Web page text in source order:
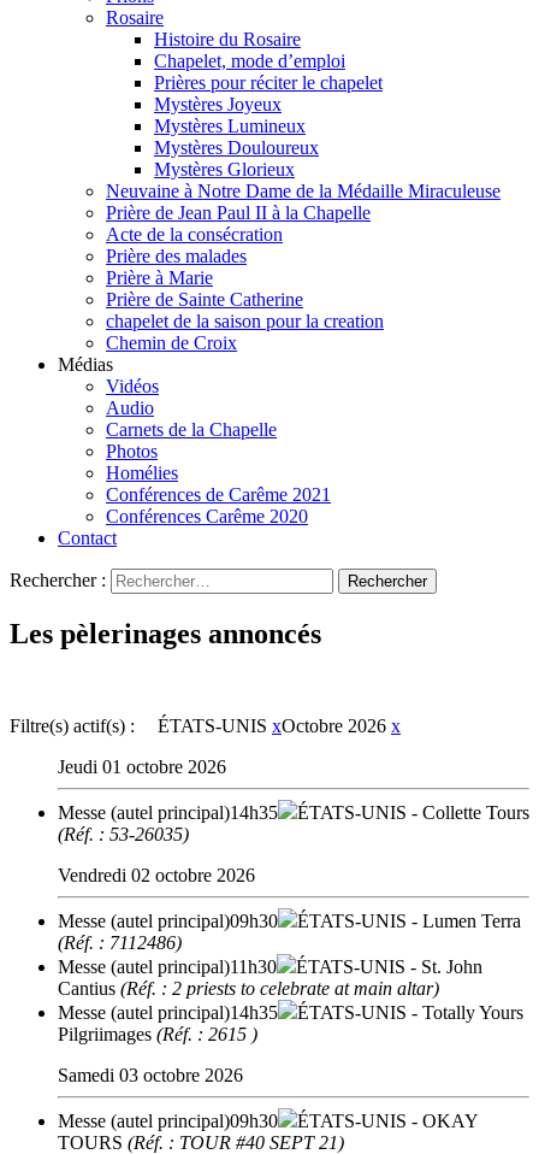
Rosaire
Histoire du Rosaire
Chapelet, mode d’emploi
Prières pour réciter le chapelet
Mystères Joyeux
Mystères Lumineux
Mystères Douloureux
Mystères Glorieux
Neuvaine à Notre Dame de la Médaille Miraculeuse
Prière de Jean Paul II à la Chapelle
Acte de la consécration
Prière des malades
Prière à Marie
Prière de Sainte Catherine
chapelet de la saison pour la creation
Chemin de Croix
Médias
Vidéos
Audio
Carnets de la Chapelle
Photos
Homélies
Conférences de Carême 2021
Conférences Carême 2020
Contact
Rechercher :
Les pèlerinages annoncés
Filtre(s) actif(s) : ÉTATS-UNIS xOctobre 2026 x
Jeudi 01 octobre 2026
Messe (autel principal)14h35 ÉTATS-UNIS - Collette Tours
(Réf. : 53-26035)
Vendredi 02 octobre 2026
Messe (autel principal)09h30 ÉTATS-UNIS - Lumen Terra
(Réf. : 7112486)
Messe (autel principal)11h30 ÉTATS-UNIS - St. John
Cantius (Réf. : 2 priests to celebrate at main altar)
Messe (autel principal)14h35 ÉTATS-UNIS - Totally Yours
Pilgriimages (Réf. : 2615 )
Samedi 03 octobre 2026
Messe (autel principal)09h30 ÉTATS-UNIS - OKAY
TOURS (Réf. : TOUR #40 SEPT 21)